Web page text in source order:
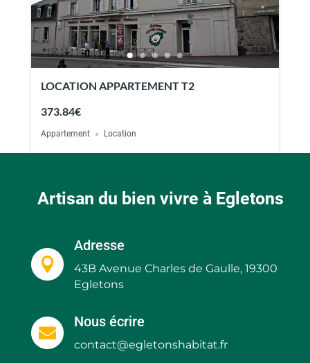
LOCATION APPARTEMENT T2
373.84€
Appartement Location
Artisan du bien vivre à Egletons

Adresse
43B Avenue Charles de Gaulle, 19300
Egletons

Nous écrire
contact@egletonshabitat.fr